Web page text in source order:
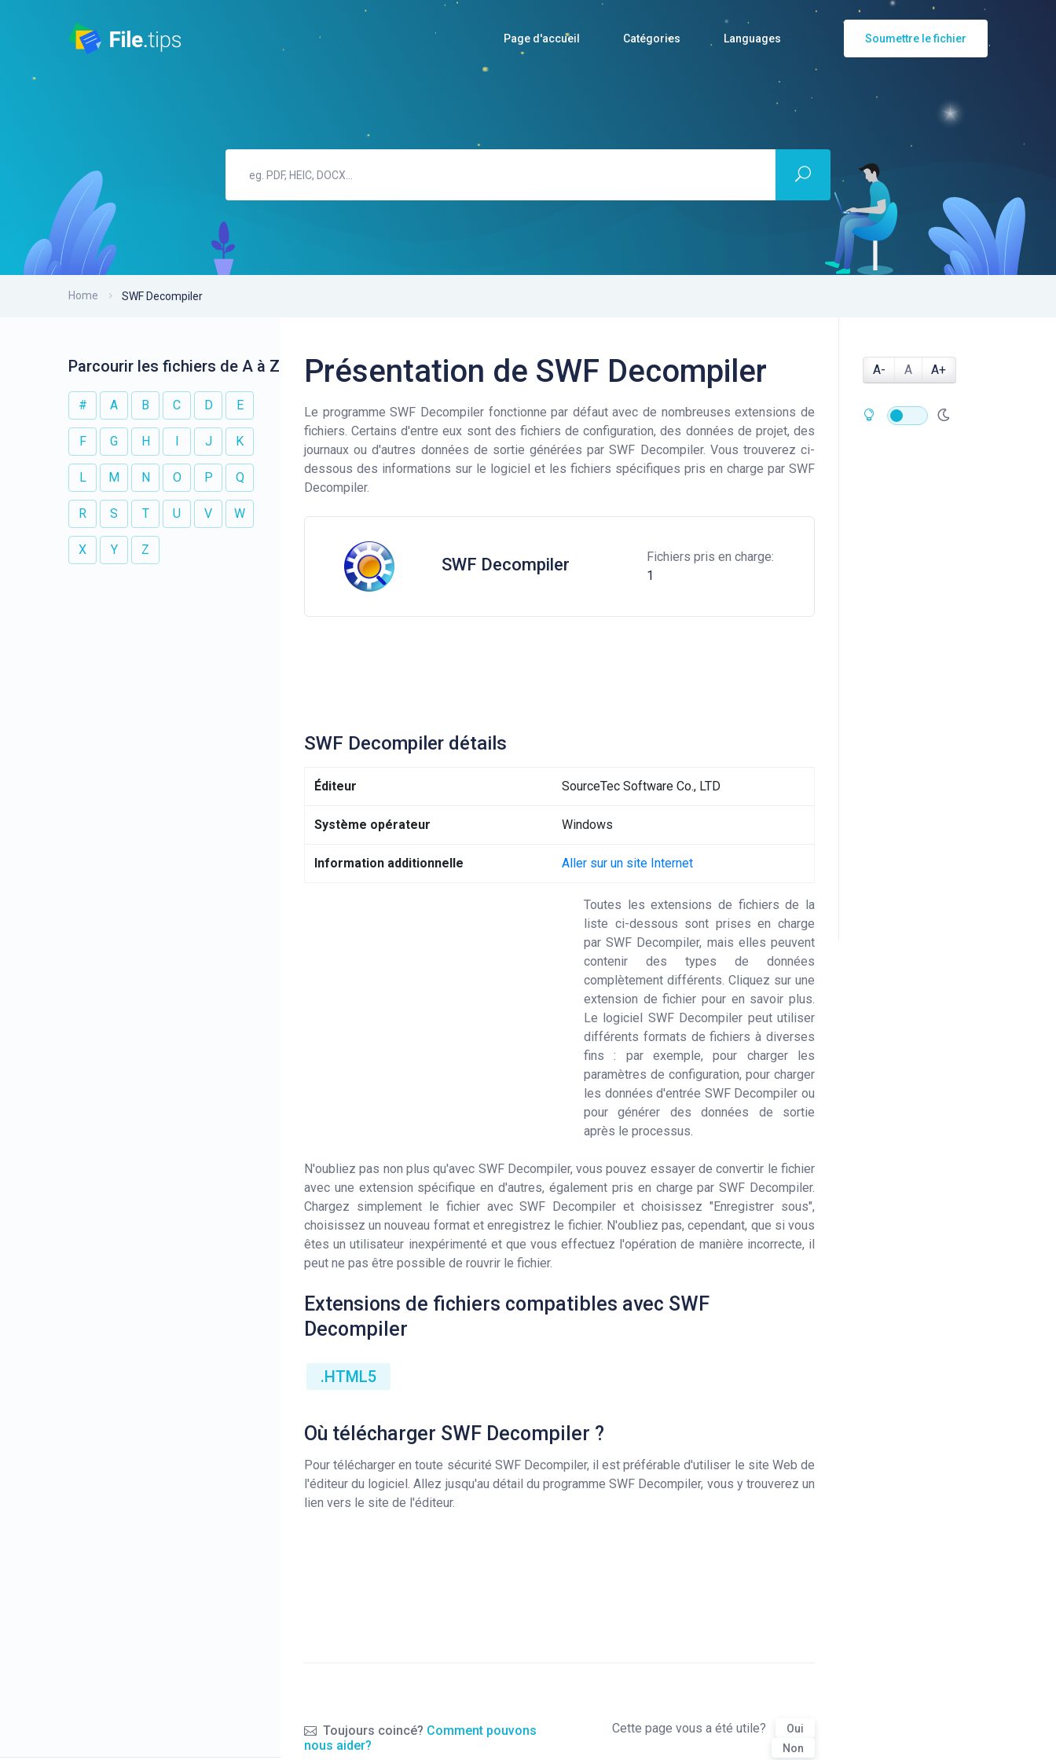
Page d'accueil Catégories Languages Soumettre le fichier
Home SWF Decompiler
Parcourir les fichiers de A à Z
# A B C D E
F G H I J K
L M N O P Q
R S T U V W
X Y Z
Présentation de SWF Decompiler
Le programme SWF Decompiler fonctionne par défaut avec de nombreuses extensions de
fichiers. Certains d'entre eux sont des fichiers de configuration, des données de projet, des
journaux ou d'autres données de sortie générées par SWF Decompiler. Vous trouverez ci-
dessous des informations sur le logiciel et les fichiers spécifiques pris en charge par SWF
Decompiler.
SWF Decompiler
Fichiers pris en charge:
1
SWF Decompiler détails
Éditeur SourceTec Software Co., LTD
Système opérateur Windows
Information additionnelle Aller sur un site Internet
Toutes les extensions de fichiers de la
liste ci-dessous sont prises en charge
par SWF Decompiler, mais elles peuvent
contenir des types de données
complètement différents. Cliquez sur une
extension de fichier pour en savoir plus.
Le logiciel SWF Decompiler peut utiliser
différents formats de fichiers à diverses
fins : par exemple, pour charger les
paramètres de configuration, pour charger
les données d'entrée SWF Decompiler ou
pour générer des données de sortie
après le processus.
N'oubliez pas non plus qu'avec SWF Decompiler, vous pouvez essayer de convertir le fichier
avec une extension spécifique en d'autres, également pris en charge par SWF Decompiler.
Chargez simplement le fichier avec SWF Decompiler et choisissez "Enregistrer sous",
choisissez un nouveau format et enregistrez le fichier. N'oubliez pas, cependant, que si vous
êtes un utilisateur inexpérimenté et que vous effectuez l'opération de manière incorrecte, il
peut ne pas être possible de rouvrir le fichier.
Extensions de fichiers compatibles avec SWF
Decompiler
.HTML5
Où télécharger SWF Decompiler ?
Pour télécharger en toute sécurité SWF Decompiler, il est préférable d'utiliser le site Web de
l'éditeur du logiciel. Allez jusqu'au détail du programme SWF Decompiler, vous y trouverez un
lien vers le site de l'éditeur.
Toujours coincé? Comment pouvons
nous aider?
Cette page vous a été utile?
Oui
Non
A- A A+